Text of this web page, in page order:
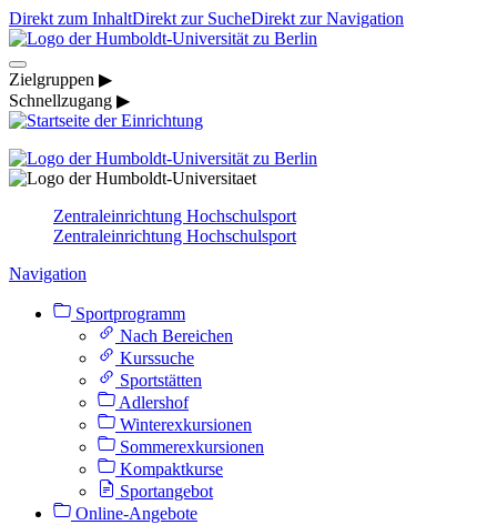
Direkt zum InhaltDirekt zur SucheDirekt zur Navigation
Zielgruppen ▶
Schnellzugang ▶
Zentraleinrichtung Hochschulsport
Zentraleinrichtung Hochschulsport
Navigation
Sportprogramm
Nach Bereichen
Kurssuche
Sportstätten
Adlershof
Winterexkursionen
Sommerexkursionen
Kompaktkurse
Sportangebot
Online-Angebote